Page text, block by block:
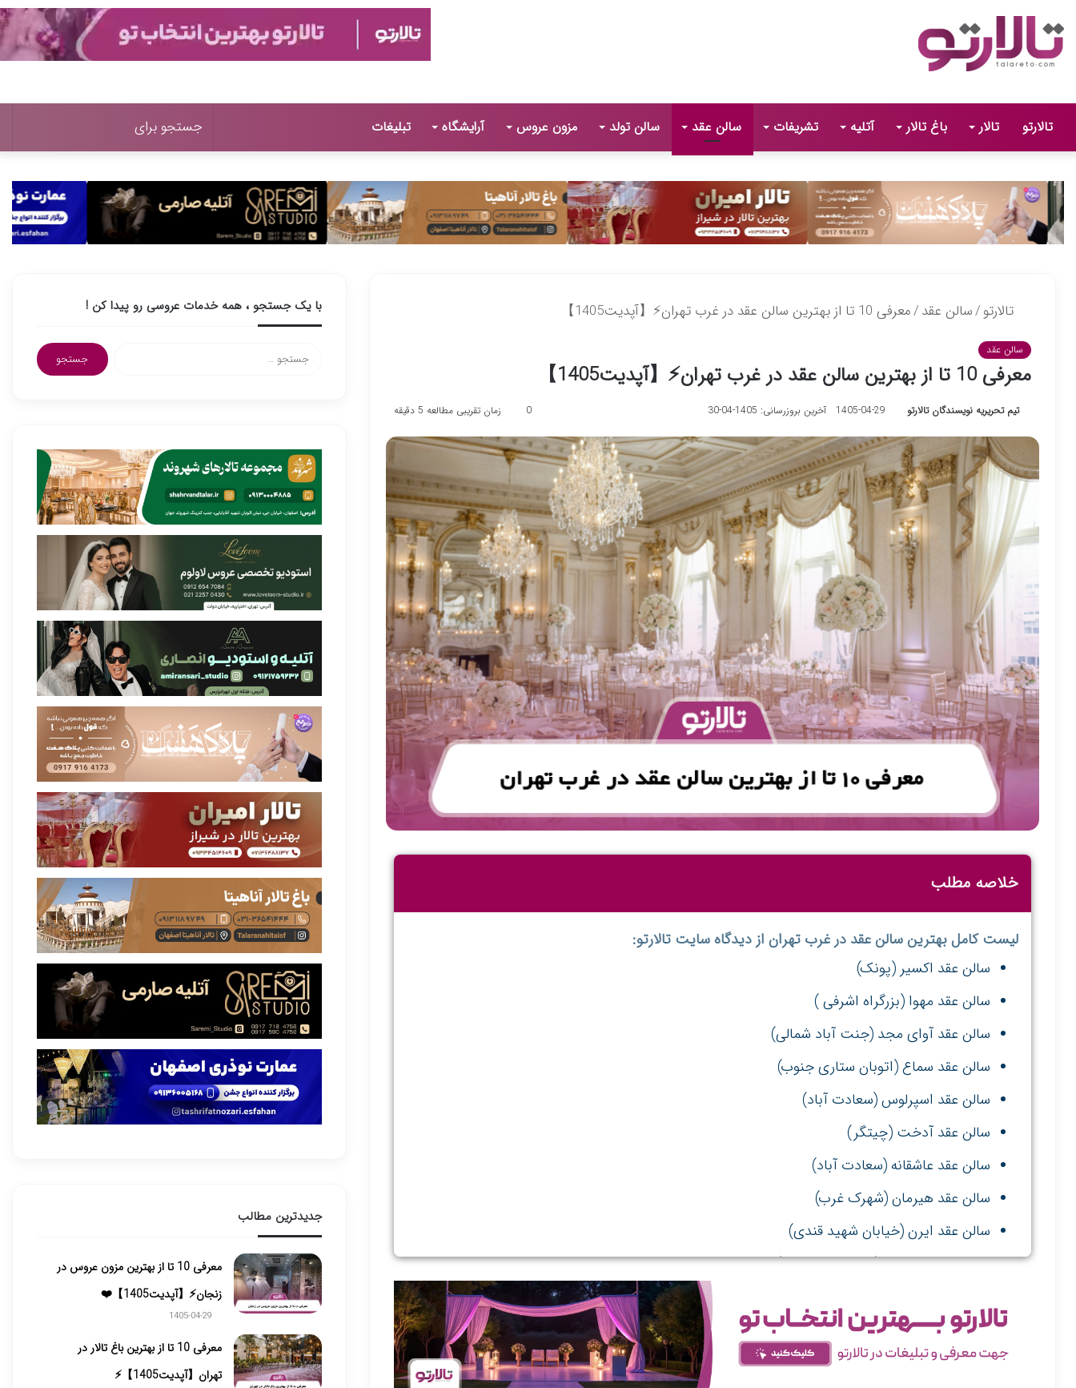
تالارتو تالار باغ تالار آتلیه تشریفات سالن عقد سالن تولد مزون عروس آرایشگاه تبلیغات
تالارتو/سالن عقد/معرفی 10 تا از بهترین سالن عقد در غرب تهران⚡【آپدیت1405】
سالن عقد
معرفی 10 تا از بهترین سالن عقد در غرب تهران⚡【آپدیت1405】
تیم تحریریه نویسندگان تالارتو 1405-04-29 آخرین بروزرسانی: 1405-04-30 0 زمان تقریبی مطالعه 5 دقیقه
خلاصه مطلب
لیست کامل بهترین سالن عقد در غرب تهران از دیدگاه سایت تالارتو:
سالن عقد اکسیر (پونک)
سالن عقد مهوا (بزرگراه اشرفی )
سالن عقد آوای مجد (جنت آباد شمالی)
سالن عقد سماع (اتوبان ستاری جنوب)
سالن عقد اسپرلوس (سعادت آباد)
سالن عقد آدخت (چیتگر)
سالن عقد عاشقانه (سعادت آباد)
سالن عقد هیرمان (شهرک غرب)
سالن عقد ایرن (خیابان شهید قندی)
سالن عقد آوای مهر (جنت آباد شمالی)
با یک جستجو ، همه خدمات عروسی رو پیدا کن !
جستجو
برای:
جدیدترین مطالب
معرفی 10 تا از بهترین مزون عروس در
زنجان⚡【آپدیت1405】❤️
1405-04-29
معرفی 10 تا از بهترین باغ تالار در
تهران【آپدیت1405】⚡️